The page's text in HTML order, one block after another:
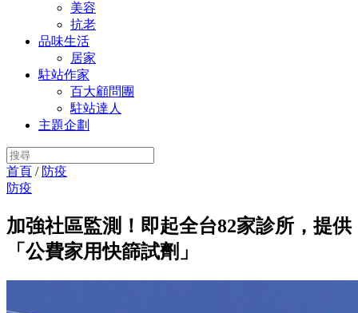
美容
抗老
品味生活
居家
駐站作家
百大顧問團
駐站達人
主題企劃
首頁 / 防疫
防疫
加強社區監測！即起全台82家診所，提供
「公費家用快篩試劑」